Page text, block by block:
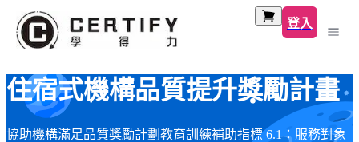
登入
住宿式機構品質提升獎勵計畫
協助機構滿足品質獎勵計劃教育訓練補助指標 6.1：服務對象